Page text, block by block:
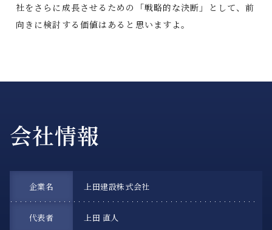
社をさらに成長させるための「戦略的な決断」として、前
向きに検討する価値はあると思いますよ。
会社情報
企業名 上田建設株式会社
代表者 上田 直人